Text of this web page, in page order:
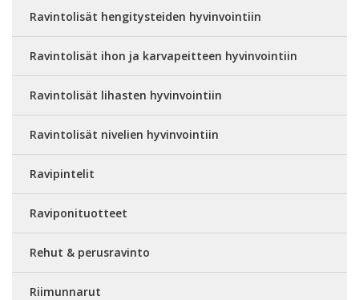
Ravintolisät hengitysteiden hyvinvointiin
Ravintolisät ihon ja karvapeitteen hyvinvointiin
Ravintolisät lihasten hyvinvointiin
Ravintolisät nivelien hyvinvointiin
Ravipintelit
Raviponituotteet
Rehut & perusravinto
Riimunnarut